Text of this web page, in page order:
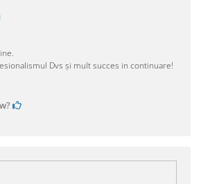
Dvs și mult succes in continuare!